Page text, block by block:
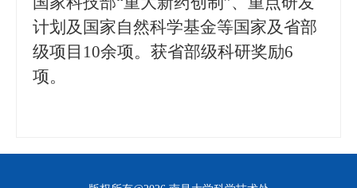
计划及国家自然科学基金等国家及省部
级项目10余项。获省部级科研奖励6
项。